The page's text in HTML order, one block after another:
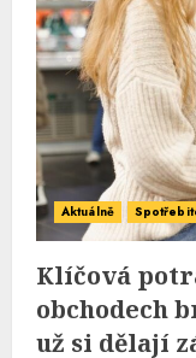
Aktuálně
Klíčová
obchodech
už si dělají